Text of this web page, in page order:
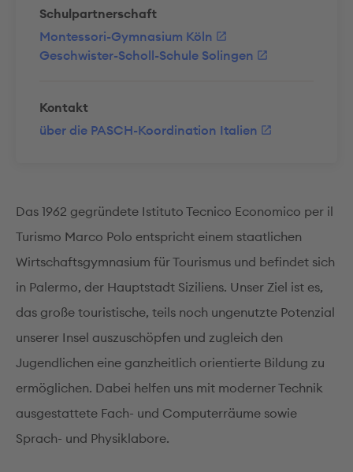
Schulpartnerschaft
Montessori-Gymnasium Köln
Geschwister-Scholl-Schule Solingen
Kontakt
über die PASCH-Koordination Italien
Das 1962 gegründete Istituto Tecnico Economico per il
Turismo Marco Polo entspricht einem staatlichen
Wirtschaftsgymnasium für Tourismus und befindet sich
in Palermo, der Hauptstadt Siziliens. Unser Ziel ist es,
das große touristische, teils noch ungenutzte Potenzial
unserer Insel auszuschöpfen und zugleich den
Jugendlichen eine ganzheitlich orientierte Bildung zu
ermöglichen. Dabei helfen uns mit moderner Technik
ausgestattete Fach- und Computerräume sowie
Sprach- und Physiklabore.